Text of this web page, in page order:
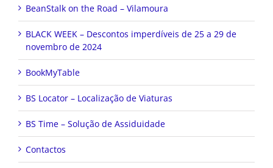
BeanStalk on the Road – Vilamoura
BLACK WEEK – Descontos imperdíveis de 25 a 29 de
novembro de 2024
BookMyTable
BS Locator – Localização de Viaturas
BS Time – Solução de Assiduidade
Contactos